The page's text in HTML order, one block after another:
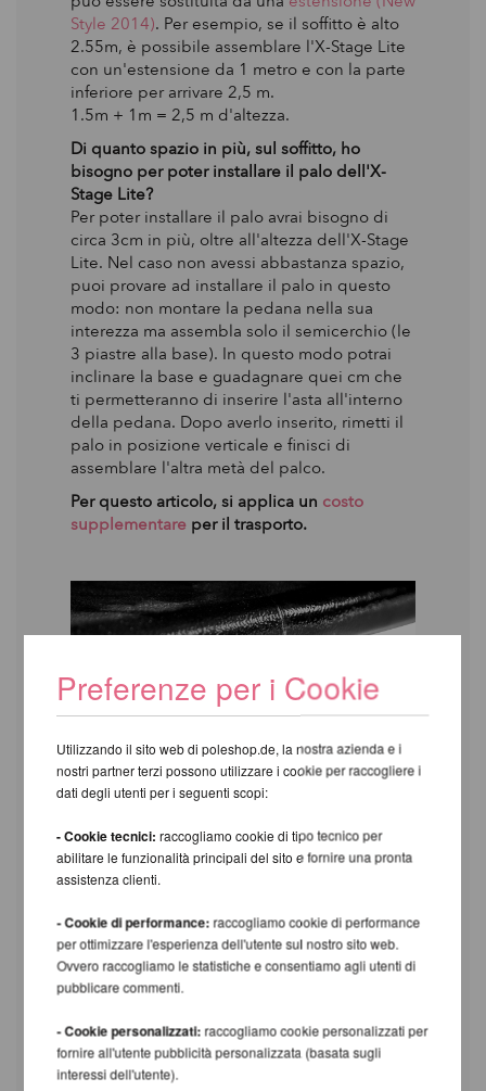
Style 2014). Per esempio, se il soffitto è alto
2.55m, è possibile assemblare l'X-Stage Lite
con un'estensione da 1 metro e con la parte
inferiore per arrivare 2,5 m.
1.5m + 1m = 2,5 m d'altezza.
Di quanto spazio in più, sul soffitto, ho
bisogno per poter installare il palo dell'X-
Stage Lite?
Per poter installare il palo avrai bisogno di
circa 3cm in più, oltre all'altezza dell'X-Stage
Lite. Nel caso non avessi abbastanza spazio,
puoi provare ad installare il palo in questo
modo: non montare la pedana nella sua
interezza ma assembla solo il semicerchio (le
3 piastre alla base). In questo modo potrai
inclinare la base e guadagnare quei cm che
ti permetteranno di inserire l'asta all'interno
della pedana. Dopo averlo inserito, rimetti il
palo in posizione verticale e finisci di
assemblare l'altra metà del palco.
Per questo articolo, si applica un costo
supplementare per il trasporto.
Sopra: Piedino regolabile per una maggiore
Preferenze per i Cookie
Utilizzando il sito web di poleshop.de, la nostra azienda e i
nostri partner terzi possono utilizzare i cookie per raccogliere i
dati degli utenti per i seguenti scopi:
- Cookie tecnici: raccogliamo cookie di tipo tecnico per
abilitare le funzionalità principali del sito e fornire una pronta
assistenza clienti.
- Cookie di performance: raccogliamo cookie di performance
per ottimizzare l'esperienza dell'utente sul nostro sito web.
Ovvero raccogliamo le statistiche e consentiamo agli utenti di
pubblicare commenti.
- Cookie personalizzati: raccogliamo cookie personalizzati per
fornire all'utente pubblicità personalizzata (basata sugli
interessi dell'utente).